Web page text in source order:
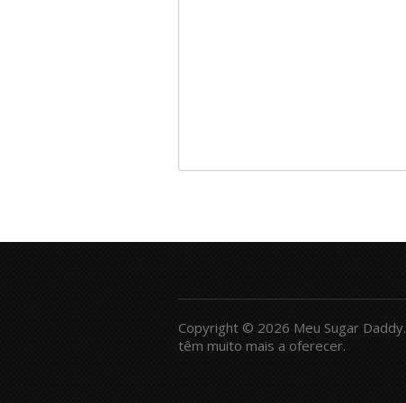
Copyright © 2026 Meu Sugar Daddy.
têm muito mais a oferecer.